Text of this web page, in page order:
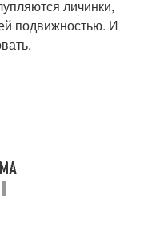
личинки,
подвижностью. И